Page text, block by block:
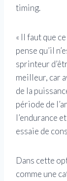
timing.
« Il faut que
pense qu’il
sprinteur
meilleur, car
de la
période de
l’endurance
essaie de
Dans cette
comme une